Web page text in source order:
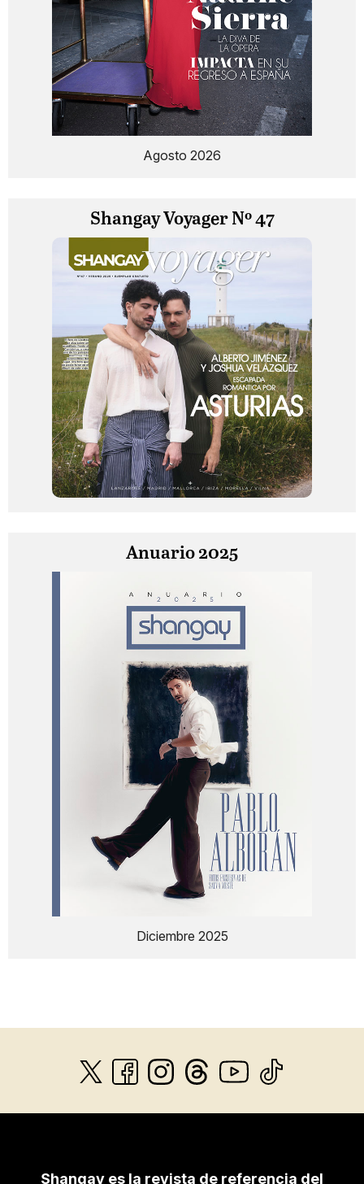
Agosto 2026
Shangay Voyager Nº 47
Anuario 2025
Diciembre 2025
Shangay es la revista de referencia del